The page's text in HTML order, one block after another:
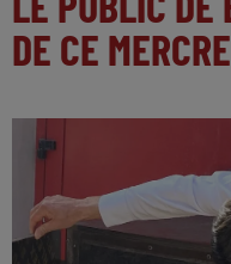
DE CE